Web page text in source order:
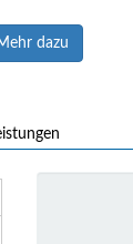
dazu